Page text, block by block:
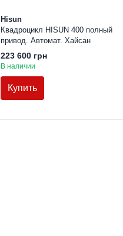
Hisun
Квадроцикл HISUN 400 полный
привод. Автомат. Хайсан
223 600 грн
В наличии
Купить